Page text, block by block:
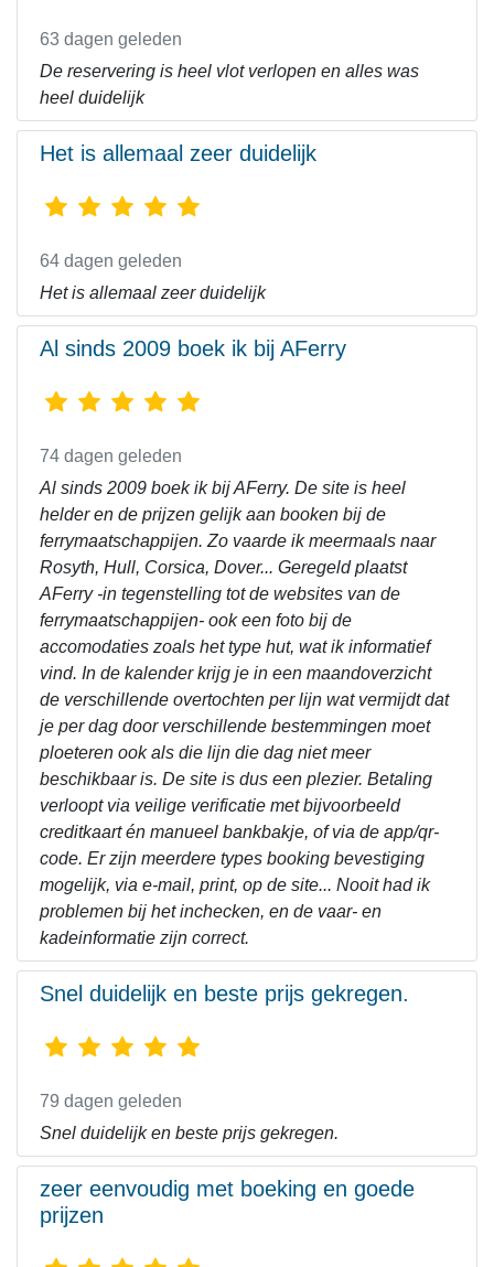
63 dagen geleden
De reservering is heel vlot verlopen en alles was
heel duidelijk
Het is allemaal zeer duidelijk
64 dagen geleden
Het is allemaal zeer duidelijk
Al sinds 2009 boek ik bij AFerry
74 dagen geleden
Al sinds 2009 boek ik bij AFerry. De site is heel
helder en de prijzen gelijk aan booken bij de
ferrymaatschappijen. Zo vaarde ik meermaals naar
Rosyth, Hull, Corsica, Dover... Geregeld plaatst
AFerry -in tegenstelling tot de websites van de
ferrymaatschappijen- ook een foto bij de
accomodaties zoals het type hut, wat ik informatief
vind. In de kalender krijg je in een maandoverzicht
de verschillende overtochten per lijn wat vermijdt dat
je per dag door verschillende bestemmingen moet
ploeteren ook als die lijn die dag niet meer
beschikbaar is. De site is dus een plezier. Betaling
verloopt via veilige verificatie met bijvoorbeeld
creditkaart én manueel bankbakje, of via de app/qr-
code. Er zijn meerdere types booking bevestiging
mogelijk, via e-mail, print, op de site... Nooit had ik
problemen bij het inchecken, en de vaar- en
kadeinformatie zijn correct.
Snel duidelijk en beste prijs gekregen.
79 dagen geleden
Snel duidelijk en beste prijs gekregen.
zeer eenvoudig met boeking en goede
prijzen